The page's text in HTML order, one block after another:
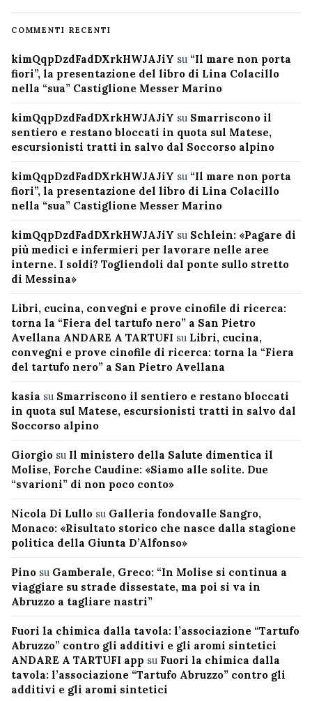
COMMENTI RECENTI
kimQqpDzdFadDXrkHWJAJiY su “Il mare non porta
fiori”, la presentazione del libro di Lina Colacillo
nella “sua” Castiglione Messer Marino
kimQqpDzdFadDXrkHWJAJiY su Smarriscono il
sentiero e restano bloccati in quota sul Matese,
escursionisti tratti in salvo dal Soccorso alpino
kimQqpDzdFadDXrkHWJAJiY su “Il mare non porta
fiori”, la presentazione del libro di Lina Colacillo
nella “sua” Castiglione Messer Marino
kimQqpDzdFadDXrkHWJAJiY su Schlein: «Pagare di
più medici e infermieri per lavorare nelle aree
interne. I soldi? Togliendoli dal ponte sullo stretto
di Messina»
Libri, cucina, convegni e prove cinofile di ricerca:
torna la “Fiera del tartufo nero” a San Pietro
Avellana ANDARE A TARTUFI su Libri, cucina,
convegni e prove cinofile di ricerca: torna la “Fiera
del tartufo nero” a San Pietro Avellana
kasia su Smarriscono il sentiero e restano bloccati
in quota sul Matese, escursionisti tratti in salvo dal
Soccorso alpino
Giorgio su Il ministero della Salute dimentica il
Molise, Forche Caudine: «Siamo alle solite. Due
“svarioni” di non poco conto»
Nicola Di Lullo su Galleria fondovalle Sangro,
Monaco: «Risultato storico che nasce dalla stagione
politica della Giunta D’Alfonso»
Pino su Gamberale, Greco: “In Molise si continua a
viaggiare su strade dissestate, ma poi si va in
Abruzzo a tagliare nastri”
Fuori la chimica dalla tavola: l’associazione “Tartufo
Abruzzo” contro gli additivi e gli aromi sintetici
ANDARE A TARTUFI app su Fuori la chimica dalla
tavola: l’associazione “Tartufo Abruzzo” contro gli
additivi e gli aromi sintetici